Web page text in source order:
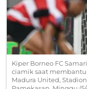
Kiper Borneo FC
ciamik saat
Madura United,